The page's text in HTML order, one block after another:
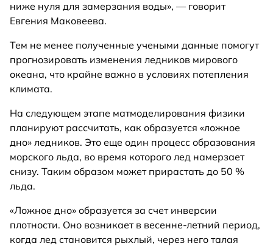
ниже нуля для замерзания воды», — говорит
Евгения Маковеева.
Тем не менее полученные учеными данные помогут
прогнозировать изменения ледников мирового
океана, что крайне важно в условиях потепления
климата.
На следующем этапе матмоделирования физики
планируют рассчитать, как образуется «ложное
дно» ледников. Это еще один процесс образования
морского льда, во время которого лед намерзает
снизу. Таким образом может прирастать до 50 %
льда.
«Ложное дно» образуется за счет инверсии
плотности. Оно возникает в весенне-летний период,
когда лед становится рыхлый, через него талая